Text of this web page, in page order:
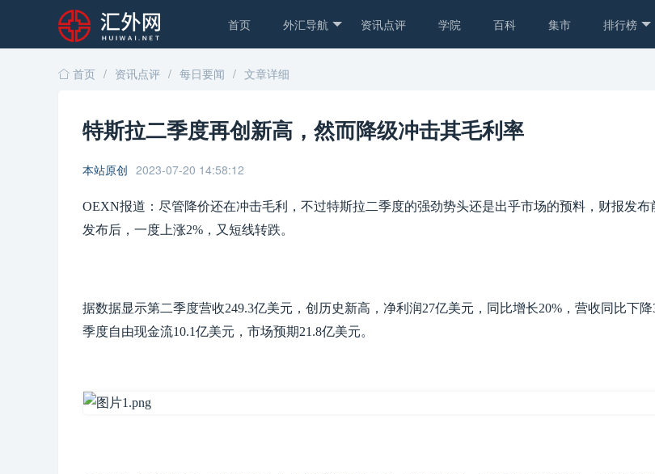
首页 外汇导航 资讯点评 学院 百科 集市 排行榜
首页 / 资讯点评 / 每日要闻 / 文章详细
特斯拉二季度再创新高，然而降级冲击其毛利率
本站原创 2023-07-20 14:58:12
OEXN报道：尽管降价还在冲击毛利，不过特斯拉二季度的强劲势头还是出乎市场的预料，财报发布
发布后，一度上涨2%，又短线转跌。
据数据显示第二季度营收249.3亿美元，创历史新高， 净利润27亿美元，同比增长20%，营收同比下
季度自由现金流10.1亿美元，市场预期21.8亿美元。